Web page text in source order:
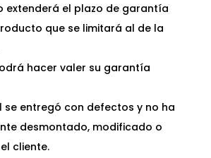
extenderá el plazo de garantía
que se limitará al de la
hacer valer su garantía
se entregó con defectos y no ha
desmontado, modificado o
cliente.